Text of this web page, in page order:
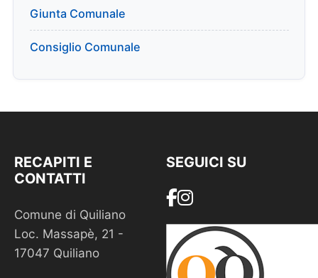
Giunta Comunale
Consiglio Comunale
RECAPITI E
CONTATTI
Comune di Quiliano
Loc. Massapè, 21 -
17047 Quiliano
SEGUICI SU